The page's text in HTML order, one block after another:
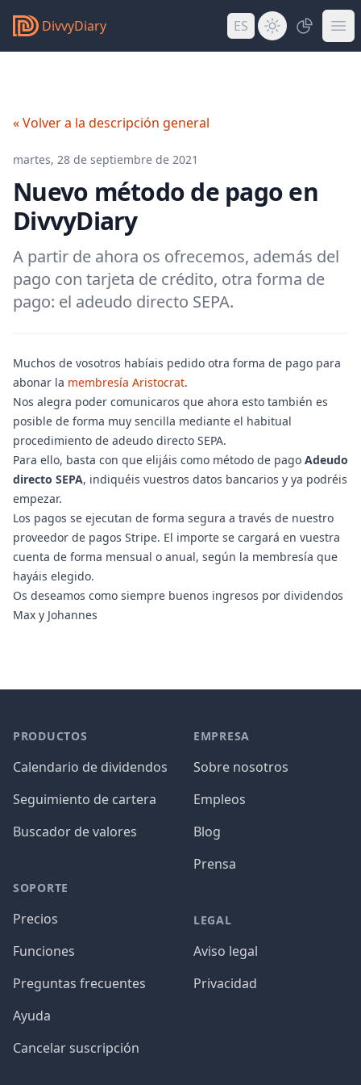
DivvyDiary ES
« Volver a la descripción general
martes, 28 de septiembre de 2021
Nuevo método de pago en
DivvyDiary
A partir de ahora os ofrecemos, además del
pago con tarjeta de crédito, otra forma de
pago: el adeudo directo SEPA.
Muchos de vosotros habíais pedido otra forma de pago para
abonar la membresía Aristocrat.
Nos alegra poder comunicaros que ahora esto también es
posible de forma muy sencilla mediante el habitual
procedimiento de adeudo directo SEPA.
Para ello, basta con que elijáis como método de pago Adeudo
directo SEPA, indiquéis vuestros datos bancarios y ya podréis
empezar.
Los pagos se ejecutan de forma segura a través de nuestro
proveedor de pagos Stripe. El importe se cargará en vuestra
cuenta de forma mensual o anual, según la membresía que
hayáis elegido.
Os deseamos como siempre buenos ingresos por dividendos
Max y Johannes
PRODUCTOS
Calendario de dividendos
Seguimiento de cartera
Buscador de valores
SOPORTE
Precios
Funciones
Preguntas frecuentes
Ayuda
Cancelar suscripción
EMPRESA
Sobre nosotros
Empleos
Blog
Prensa
LEGAL
Aviso legal
Privacidad